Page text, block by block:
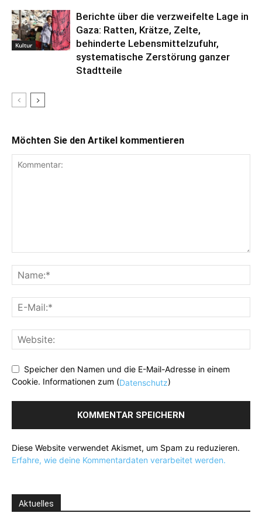
Kultur
Berichte über die verzweifelte Lage in
Gaza: Ratten, Krätze, Zelte,
behinderte Lebensmittelzufuhr,
systematische Zerstörung ganzer
Stadtteile
Möchten Sie den Artikel kommentieren
Speicher den Namen und die E-Mail-Adresse in einem
Cookie. Informationen zum (Datenschutz)
Diese Website verwendet Akismet, um Spam zu reduzieren.
Erfahre, wie deine Kommentardaten verarbeitet werden.
Aktuelles